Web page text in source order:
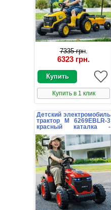
7335 грн.
6323 грн.
Купить в 1 клик
Детский электромобиль
трактор M 6269EBLR-3
красный каталка -
толокар